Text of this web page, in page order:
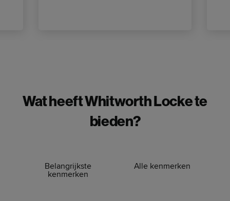
Wat heeft Whitworth Locke te
bieden?
Belangrijkste
kenmerken
Alle kenmerken